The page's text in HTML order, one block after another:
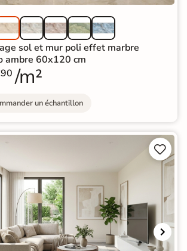
sol et mur poli effet marbre
ambre 60x120 cm
/m²
un échantillon

